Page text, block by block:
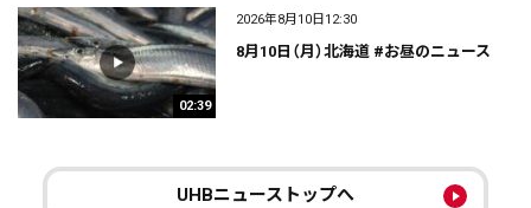
02:39
2026年8月10日12:30
8月10日（月）北海道 #お昼のニュース
UHBニューストップへ